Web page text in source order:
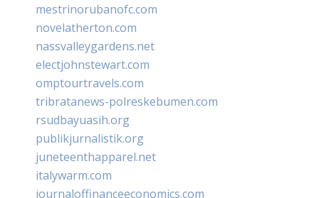
mestrinorubanofc.com
novelatherton.com
nassvalleygardens.net
electjohnstewart.com
omptourtravels.com
tribratanews-polreskebumen.com
rsudbayuasih.org
publikjurnalistik.org
juneteenthapparel.net
italywarm.com
journaloffinanceeconomics.com